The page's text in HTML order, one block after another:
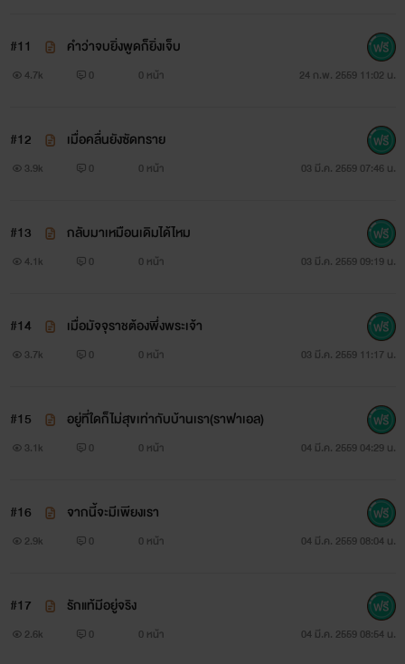
#11 คำว่าจบยิ่งพูดก็ยิ่งเจ็บ
4.7k 0 0 หน้า 24 ก.พ. 2559 11:02 น.
#12 เมื่อคลื่นยังซัดทราย
3.9k 0 0 หน้า 03 มี.ค. 2559 07:46 น.
#13 กลับมาเหมือนเดิมได้ไหม
4.1k 0 0 หน้า 03 มี.ค. 2559 09:19 น.
#14 เมื่อมัจจุราชต้องพึ่งพระเจ้า
3.7k 0 0 หน้า 03 มี.ค. 2559 11:17 น.
#15 อยู่ที่ใดก็ไม่สุขเท่ากับบ้านเรา(ราฟาเอล)
3.1k 0 0 หน้า 04 มี.ค. 2559 04:29 น.
#16 จากนี้จะมีเพียงเรา
2.9k 0 0 หน้า 04 มี.ค. 2559 08:04 น.
#17 รักแท้มีอยู่จริง
2.6k 0 0 หน้า 04 มี.ค. 2559 08:54 น.